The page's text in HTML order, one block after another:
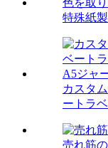
特殊紙
カスタ
ートラ
売れ筋